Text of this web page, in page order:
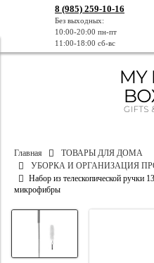
8 (985) 259-10-16
Без выходных:
10:00-20:00 пн-пт
11:00-18:00 сб-вс
Главная
ТОВАРЫ ДЛЯ ДОМА
УБОРКА И ОРГАНИЗАЦИЯ
Набор из телескопической ручки
микрофибры